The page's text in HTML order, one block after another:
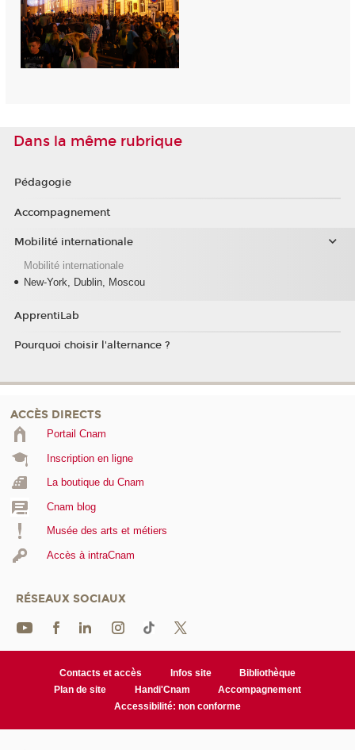
Dans la même rubrique
Pédagogie
Accompagnement
Mobilité internationale
Mobilité internationale
New-York, Dublin, Moscou
ApprentiLab
Pourquoi choisir l'alternance ?
ACCÈS DIRECTS
Portail Cnam
Inscription en ligne
La boutique du Cnam
Cnam blog
Musée des arts et métiers
Accès à intraCnam
RÉSEAUX SOCIAUX
Contacts et accès Infos site
Bibliothèque
Plan de site
Handi'Cnam
Accompagnement
Accessibilité: non conforme